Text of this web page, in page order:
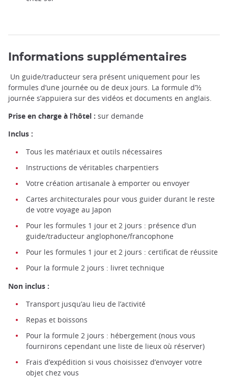
Informations supplémentaires
Un guide/traducteur sera présent uniquement pour les
formules d’une journée ou de deux jours. La formule d’½
journée s’appuiera sur des vidéos et documents en anglais.
Prise en charge à l’hôtel : sur demande
Inclus :
Tous les matériaux et outils nécessaires
Instructions de véritables charpentiers
Votre création artisanale à emporter ou envoyer
Cartes architecturales pour vous guider durant le reste
de votre voyage au Japon
Pour les formules 1 jour et 2 jours : présence d’un
guide/traducteur anglophone/francophone
Pour les formules 1 jour et 2 jours : certificat de réussite
Pour la formule 2 jours : livret technique
Non inclus :
Transport jusqu’au lieu de l’activité
Repas et boissons
Pour la formule 2 jours : hébergement (nous vous
fournirons cependant une liste de lieux où réserver)
Frais d’expédition si vous choisissez d’envoyer votre
objet chez vous